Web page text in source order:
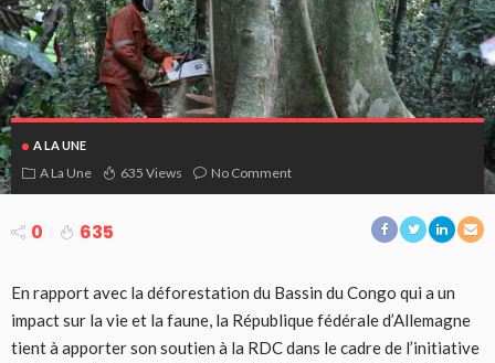
A LA UNE
A La Une 635 Views No Comment
0 635
En rapport avec la déforestation du Bassin du Congo qui a un
impact sur la vie et la faune, la République fédérale d’Allemagne
tient à apporter son soutien à la RDC dans le cadre de l’initiative